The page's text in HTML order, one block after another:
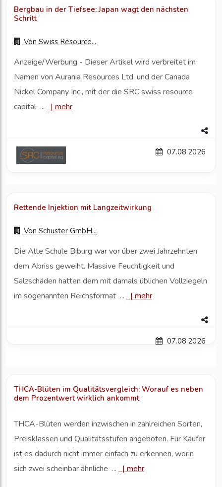
Bergbau in der Tiefsee: Japan wagt den nächsten
Schritt
Von Swiss Resource...
Anzeige/Werbung - Dieser Artikel wird verbreitet im
Namen von Aurania Resources Ltd. und der Canada
Nickel Company Inc., mit der die SRC swiss resource
capital ...
| mehr
07.08.2026
Rettende Injektion mit Langzeitwirkung
Von Schuster GmbH...
Die Alte Schule Biburg war vor über zwei Jahrzehnten
dem Abriss geweiht. Massive Feuchtigkeit und
Salzschäden hatten dem mit damals üblichen Vollziegeln
im sogenannten Reichsformat ...
| mehr
07.08.2026
THCA-Blüten im Qualitätsvergleich: Worauf es neben
dem Prozentwert wirklich ankommt
THCA-Blüten werden inzwischen in zahlreichen Sorten,
Preisklassen und Qualitätsstufen angeboten. Für Käufer
ist es dadurch nicht immer einfach zu erkennen, worin
sich zwei scheinbar ähnliche ...
| mehr